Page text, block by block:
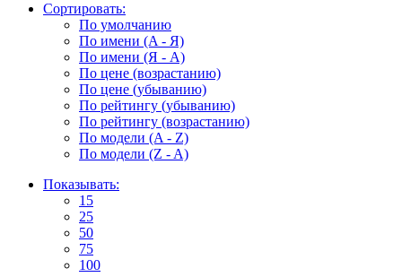
Сортировать:
По умолчанию
По имени (A - Я)
По имени (Я - A)
По цене (возрастанию)
По цене (убыванию)
По рейтингу (убыванию)
По рейтингу (возрастанию)
По модели (A - Z)
По модели (Z - A)
Показывать:
15
25
50
75
100